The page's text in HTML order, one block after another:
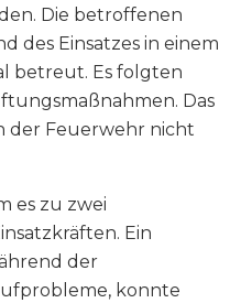
Die betroffenen
des Einsatzes in einem
betreut. Es folgten
Das
der Feuerwehr nicht
es zu zwei
Ein
der
konnte